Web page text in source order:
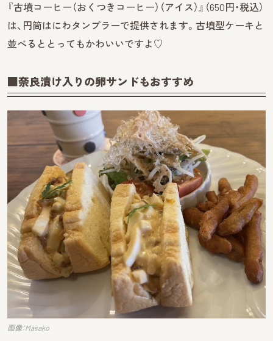
『古墳コーヒー（おくつきコーヒー）（アイス）』（650円・税込）
は、円筒はにわタンブラーで提供されます。古墳型ケーキと
並べるととってもかわいいですよ♡
奈良漬け入りの卵サンドもおすすめ
画像：Masako